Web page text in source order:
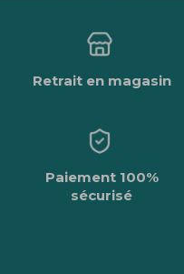
Retrait en magasin
Paiement 100%
sécurisé